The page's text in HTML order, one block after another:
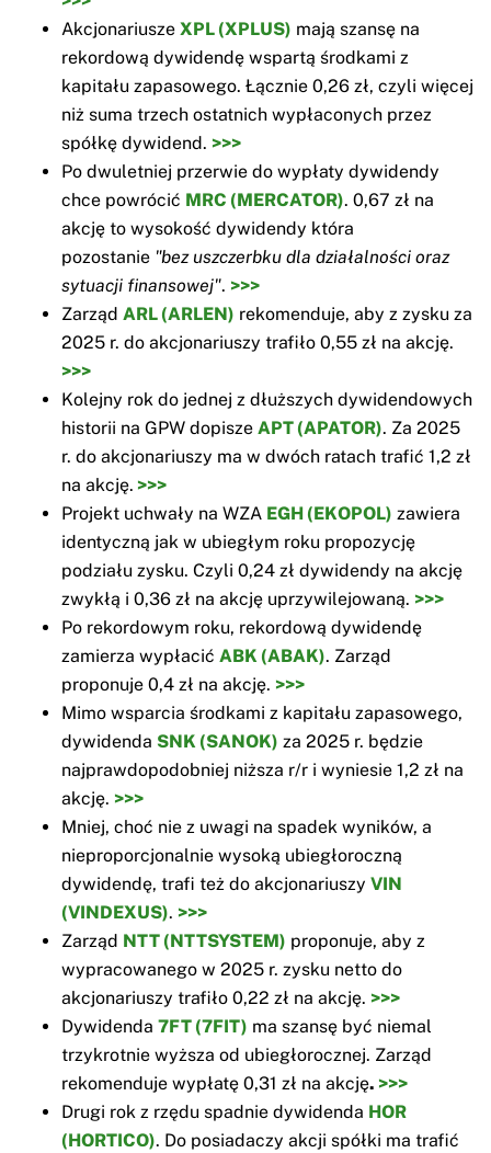
Akcjonariusze XPL (XPLUS) mają szansę na
rekordową dywidendę wspartą środkami z
kapitału zapasowego. Łącznie 0,26 zł, czyli więcej
niż suma trzech ostatnich wypłaconych przez
spółkę dywidend. >>>
Po dwuletniej przerwie do wypłaty dywidendy
chce powrócić MRC (MERCATOR). 0,67 zł na
akcję to wysokość dywidendy która
pozostanie "bez uszczerbku dla działalności oraz
sytuacji finansowej". >>>
Zarząd ARL (ARLEN) rekomenduje, aby z zysku za
2025 r. do akcjonariuszy trafiło 0,55 zł na akcję.
>>>
Kolejny rok do jednej z dłuższych dywidendowych
historii na GPW dopisze APT (APATOR). Za 2025
r. do akcjonariuszy ma w dwóch ratach trafić 1,2 zł
na akcję. >>>
Projekt uchwały na WZA EGH (EKOPOL) zawiera
identyczną jak w ubiegłym roku propozycję
podziału zysku. Czyli 0,24 zł dywidendy na akcję
zwykłą i 0,36 zł na akcję uprzywilejowaną. >>>
Po rekordowym roku, rekordową dywidendę
zamierza wypłacić ABK (ABAK). Zarząd
proponuje 0,4 zł na akcję. >>>
Mimo wsparcia środkami z kapitału zapasowego,
dywidenda SNK (SANOK) za 2025 r. będzie
najprawdopodobniej niższa r/r i wyniesie 1,2 zł na
akcję. >>>
Mniej, choć nie z uwagi na spadek wyników, a
nieproporcjonalnie wysoką ubiegłoroczną
dywidendę, trafi też do akcjonariuszy VIN
(VINDEXUS). >>>
Zarząd NTT (NTTSYSTEM) proponuje, aby z
wypracowanego w 2025 r. zysku netto do
akcjonariuszy trafiło 0,22 zł na akcję. >>>
Dywidenda 7FT (7FIT) ma szansę być niemal
trzykrotnie wyższa od ubiegłorocznej. Zarząd
rekomenduje wypłatę 0,31 zł na akcję. >>>
Drugi rok z rzędu spadnie dywidenda HOR
(HORTICO). Do posiadaczy akcji spółki ma trafić